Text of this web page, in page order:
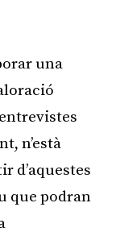
una
n’està
d’aquestes
que podran